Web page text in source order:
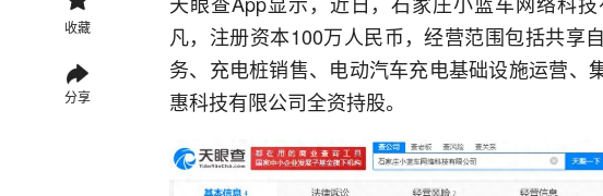
收藏
分享
凡，注册资本100万人民币，经营范围包括共享
务、充电桩销售、电动汽车充电基础设施运营、
惠科技有限公司全资持股。